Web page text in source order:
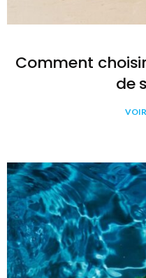
Comment
de